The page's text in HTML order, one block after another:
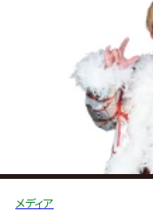
メディア